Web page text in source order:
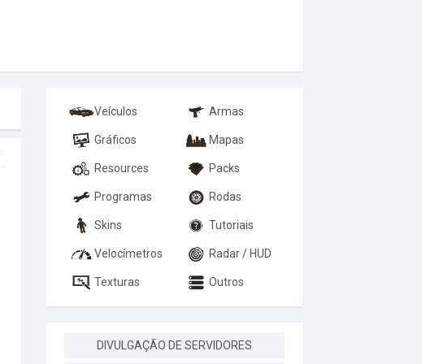
Veículos Armas
Gráficos Mapas
Resources Packs
Programas Rodas
Skins Tutoriais
Velocímetros Radar / HUD
Texturas Outros
DIVULGAÇÃO DE SERVIDORES